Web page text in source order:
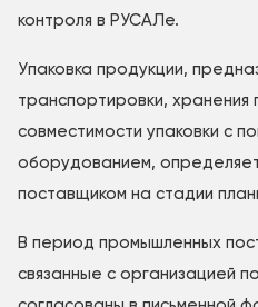
контроля в РУСАЛе.
Упаковка продукции,
транспортировки,
совместимости упаковки с
оборудованием,
поставщиком на стадии
В период промышленных
связанные с организацией